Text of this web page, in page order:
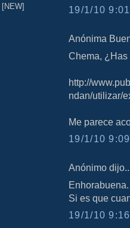
[NEW]
19/1/10
Anónima
Chema,
http://
ndan/utilizar/
Me parece
19/1/10
Anónimo
Si es que
19/1/10